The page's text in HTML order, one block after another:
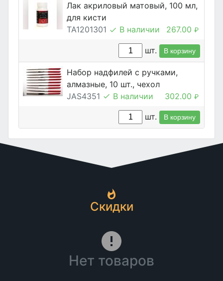
Лак акриловый матовый, 100 мл,
для кисти
TA1201301
В наличии 267.00 ₽
шт. В корзину
Набор надфилей с ручками,
алмазные, 10 шт., чехол
JAS4351
В наличии 302.00 ₽
шт. В корзину
Скидки
Нет товаров